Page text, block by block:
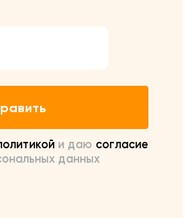
и даю согласие
данных